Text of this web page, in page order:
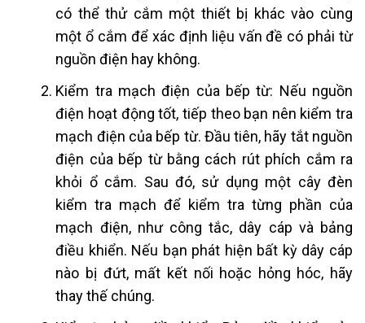
có thể thử cắm một thiết bị khác vào cùng
một ổ cắm để xác định liệu vấn đề có phải từ
nguồn điện hay không.
Kiểm tra mạch điện của bếp từ: Nếu nguồn
điện hoạt động tốt, tiếp theo bạn nên kiểm tra
mạch điện của bếp từ. Đầu tiên, hãy tắt nguồn
điện của bếp từ bằng cách rút phích cắm ra
khỏi ổ cắm. Sau đó, sử dụng một cây đèn
kiểm tra mạch để kiểm tra từng phần của
mạch điện, như công tắc, dây cáp và bảng
điều khiển. Nếu bạn phát hiện bất kỳ dây cáp
nào bị đứt, mất kết nối hoặc hỏng hóc, hãy
thay thế chúng.